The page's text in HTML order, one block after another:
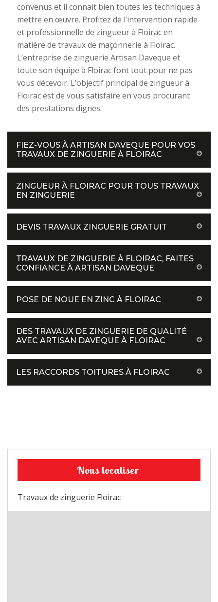
convenus et il connait bien toutes les techniques à
mettre en œuvre. Profitez de l’intervention rapide
et professionnelle de zingueur à Floirac en
matière de travaux de maçonnerie à Floirac.
L’entreprise de zinguerie Artisan Daveque et
toute son équipe à Floirac font tout pour ne pas
vous décevoir. L’objectif principal de zingueur à
Floirac est de vous satisfaire en vous procurant
des prestations dignes.
FIEZ-VOUS À ARTISAN DAVEQUE POUR VOS
TRAVAUX DE ZINGUERIE À FLOIRAC
ZINGUEUR À FLOIRAC POUR TOUS TRAVAUX
EN ZINGUERIE
DEVIS TRAVAUX ZINGUERIE GRATUIT
TRAVAUX DE ZINGUERIE À FLOIRAC, FAITES
CONFIANCE À ARTISAN DAVEQUE
POSE DE NOUE EN ZINC À FLOIRAC
DES TRAVAUX DE ZINGUERIE DE QUALITÉ
AVEC ARTISAN DAVEQUE À FLOIRAC
LES RACCORDS TOITURES À FLOIRAC
Nous localiser
Travaux de zinguerie Floirac